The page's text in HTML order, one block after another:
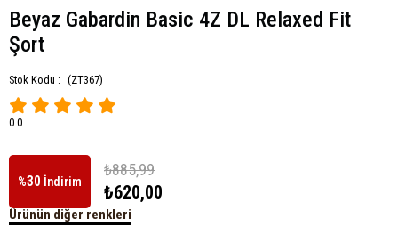
Beyaz Gabardin Basic 4Z DL Relaxed Fit
Şort
Stok Kodu : (ZT367)
0.0
%30 İndirim
₺885,99
₺620,00
Ürünün diğer renkleri